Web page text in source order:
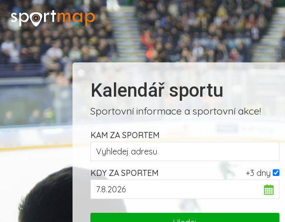
Kalendář sportu
Sportovní informace a sportovní akce!
KAM ZA SPORTEM
+3 dny
KDY ZA SPORTEM